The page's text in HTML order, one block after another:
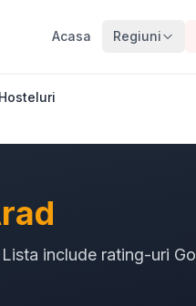
Acasa Regiuni
Hosteluri
include rating-uri